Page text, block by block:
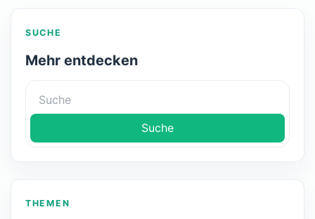
SUCHE
Mehr entdecken
Suche
THEMEN